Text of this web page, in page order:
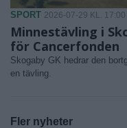
SPORT 2026-07-29 KL. 17:00
Minnestävling i
för Cancerfonden
Skogaby GK hedrar den
en tävling.
Fler nyheter